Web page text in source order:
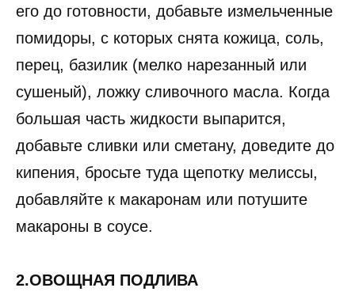
его до готовности, добавьте измельченные
помидоры, с которых снята кожица, соль,
перец, базилик (мелко нарезанный или
сушеный), ложку сливочного масла. Когда
большая часть жидкости выпарится,
добавьте сливки или сметану, доведите до
кипения, бросьте туда щепотку мелиссы,
добавляйте к макаронам или потушите
макароны в соусе.
2.ОВОЩНАЯ ПОДЛИВА